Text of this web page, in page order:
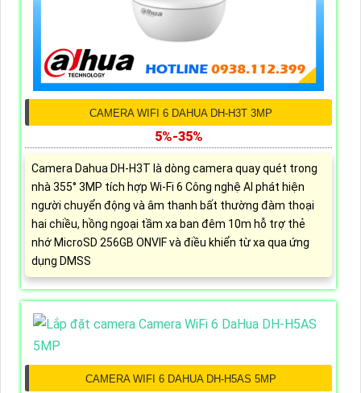
CAMERA WIFI 6 DAHUA DH-H3T 3MP
5%-35%
Camera Dahua DH-H3T là dòng camera quay quét trong
nhà 355° 3MP tích hợp Wi-Fi 6 Công nghệ AI phát hiện
người chuyển động và âm thanh bất thường đàm thoại
hai chiều, hồng ngoại tầm xa ban đêm 10m hỗ trợ thẻ
nhớ MicroSD 256GB ONVIF và điều khiển từ xa qua ứng
dụng DMSS
CAMERA WIFI 6 DAHUA DH-H5AS 5MP